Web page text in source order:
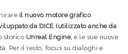
il nuovo motore grafico
da DICE (utilizzato anche da
storico Unreal Engine, e le sue nuove
Per il resto, focus su dialoghi e